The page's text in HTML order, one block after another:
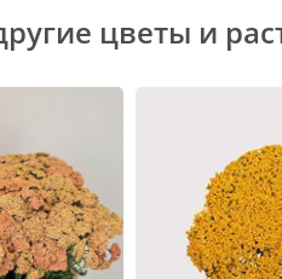
цветы и